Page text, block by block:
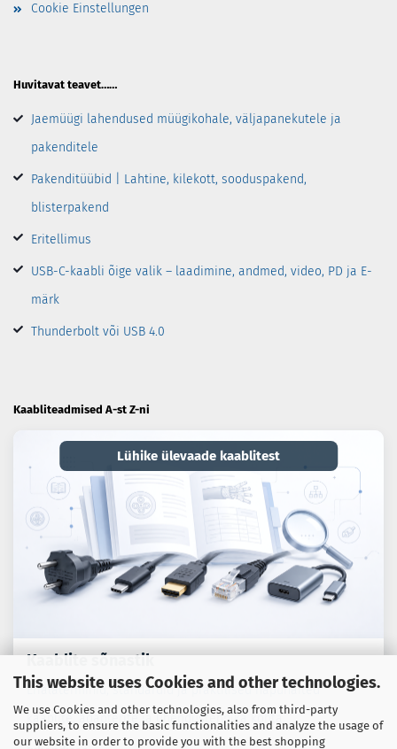
This website uses Cookies and other technologies.
We use Cookies and other technologies, also from third-party
suppliers, to ensure the basic functionalities and analyze the usage of
our website in order to provide you with the best shopping
Cookie Einstellungen
Huvitavat teavet……
Jaemüügi lahendused müügikohale, väljapanekutele ja
pakenditele
Pakenditüübid | Lahtine, kilekott, sooduspakend,
blisterpakend
Eritellimus
USB-C-kaabli õige valik – laadimine, andmed, video, PD ja E-
märk
Thunderbolt või USB 4.0
Kaabliteadmised A-st Z-ni
Lühike ülevaade kaablitest
Kaablite sõnastik
Erialaterminid, standardid ja praktilised näpunäited
kaablite, adapterite ja ühendustehnika kohta.